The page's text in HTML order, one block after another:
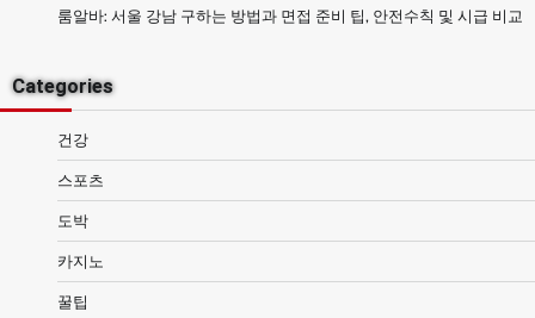
룸알바: 서울 강남 구하는 방법과 면접 준비 팁, 안전수칙 및 시급 비교
Categories
건강
스포츠
도박
카지노
꿀팁